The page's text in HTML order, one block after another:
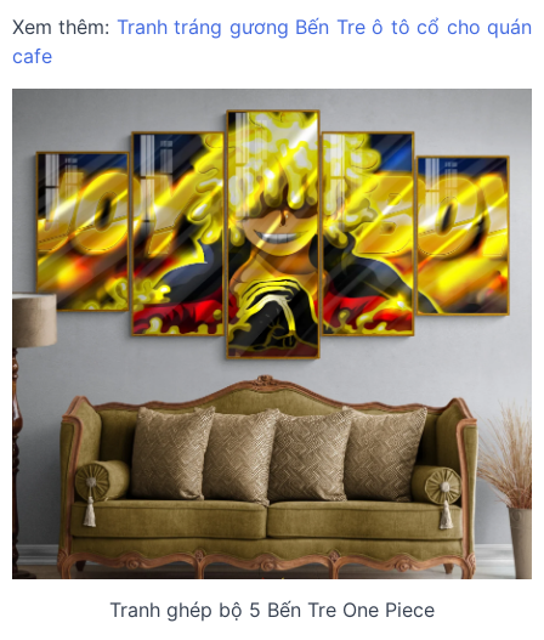
Xem thêm: Tranh tráng gương Bến Tre ô tô cổ cho quán
cafe
Tranh ghép bộ 5 Bến Tre One Piece